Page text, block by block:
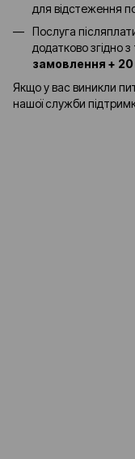
для відстеження
Послуга
додатково згідно
замовлення + 20
Якщо у вас виникли
нашої служби